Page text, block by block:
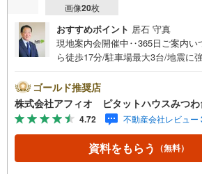
画像20枚
おすすめポイント 居石 守真
現地案内会開催中‥365日ご案内い
ら徒歩17分/駐車場最大3台/地震に
■食洗機付きでお片付けもスムーズ
ース■家事のしやすい水回り■全室
使えます■陽当たりのいいバルコニ
に。千葉県の不動産のことなら株式
ください。お客様の一生の宝物に
パートナーになれるよう全力でサ
ゴールド推奨店
株式会社アフィオ ピタットハウスみつわ
4.72 不動産会社レビュー
資料をもらう （無料）